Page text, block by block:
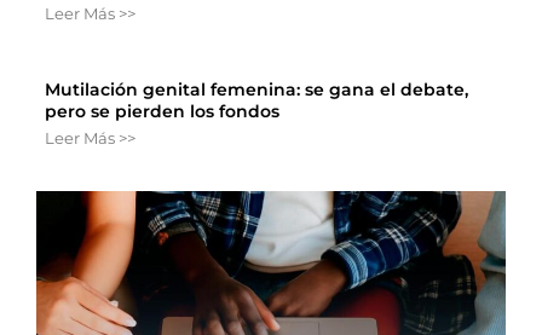
Leer Más >>
Mutilación genital femenina: se gana el debate,
pero se pierden los fondos
Leer Más >>